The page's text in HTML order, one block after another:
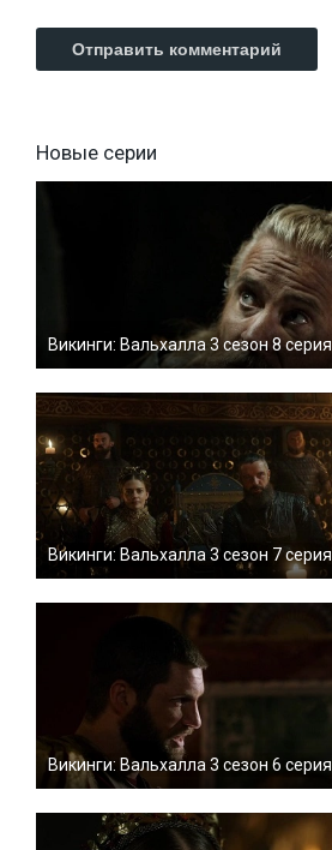
Новые серии
Викинги: Вальхалла 3 сезон 8 серия
Викинги: Вальхалла 3 сезон 7 серия
Викинги: Вальхалла 3 сезон 6 серия